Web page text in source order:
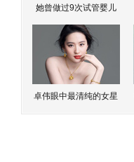
她曾做过9次试管婴儿
卓伟眼中最清纯的女星